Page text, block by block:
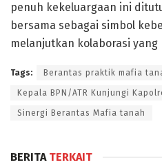
penuh kekeluargaan ini
bersama sebagai simbol
melanjutkan kolaborasi
Tags: Berantas praktik mafia
Kepala BPN/ATR Kunjungi
Sinergi Berantas Mafia tanah
BERITATERKAIT